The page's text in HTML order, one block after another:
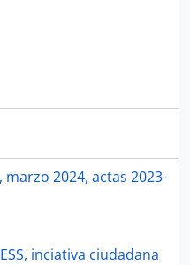
marzo 2024, actas 2023-
inciativa ciudadana